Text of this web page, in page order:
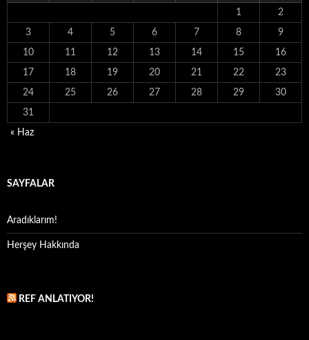
1 2
3 4 5 6 7 8 9
10 11 12 13 14 15 16
17 18 19 20 21 22 23
24 25 26 27 28 29 30
31
« Haz
SAYFALAR
Aradıklarım!
Herşey Hakkında
REF ANLATIYOR!